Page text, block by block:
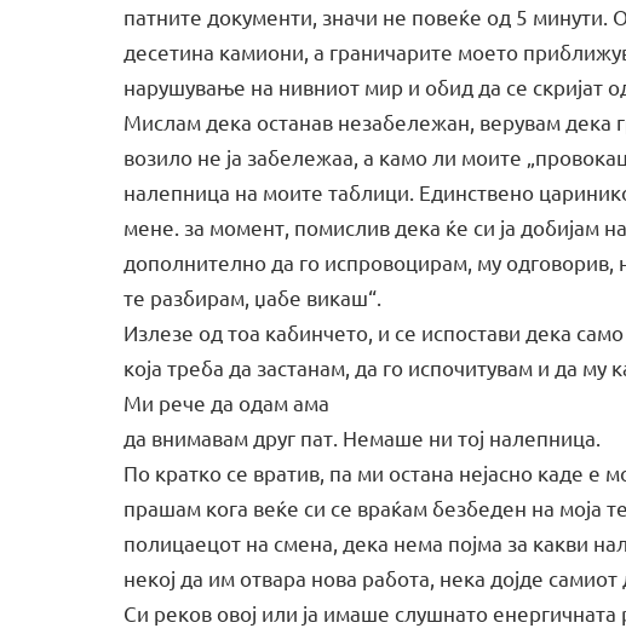
патните документи, значи не повеќе од 5
десетина камиони, а граничарите моето
нарушување на нивниот мир и обид да се скријат
Мислам дека останав незабележан, верувам дека
возило не ја забележаа, а камо ли моите
налепница на моите таблици. Единствено
мене. за момент, помислив дека ќе си ја добијам
дополнително да го испровоцирам, му одговорив,
те разбирам, џабе викаш“.
Излезе од тоа кабинчето, и се испостави дека
која треба да застанам, да го испочитувам и да
Ми рече да одам ама
да внимавам друг пат. Немаше ни тој налепница.
По кратко се вратив, па ми остана нејасно каде е
прашам кога веќе си се враќам безбеден на моја
полицаецот на смена, дека нема појма за какви
некој да им отвара нова работа, нека дојде
Си реков овој или ја имаше слушнато